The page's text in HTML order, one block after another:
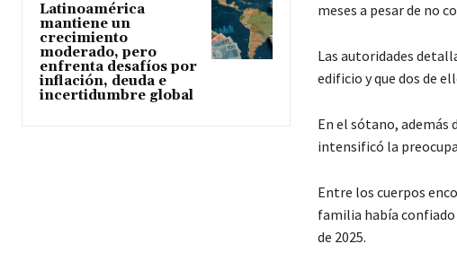
Latinoamérica
mantiene un
crecimiento
moderado, pero
enfrenta desafíos por
inflación, deuda e
incertidumbre global
meses a pesar de no
Las autoridades
edificio y que dos de
En el sótano, además
intensificó la
Entre los cuerpos
familia había
de 2025.